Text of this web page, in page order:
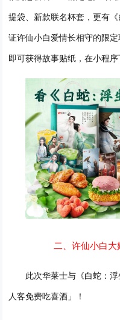
提袋、新款联名杯套 ， 更有
证许仙小白爱情长相守的限
即可获得故事贴纸，在小程
二、许仙小白
此次华莱士与 《白蛇：
人客免费吃喜酒」！